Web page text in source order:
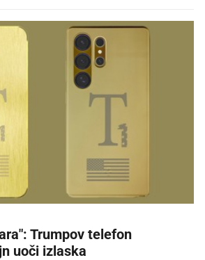
Trumpov telefon
uoči izlaska